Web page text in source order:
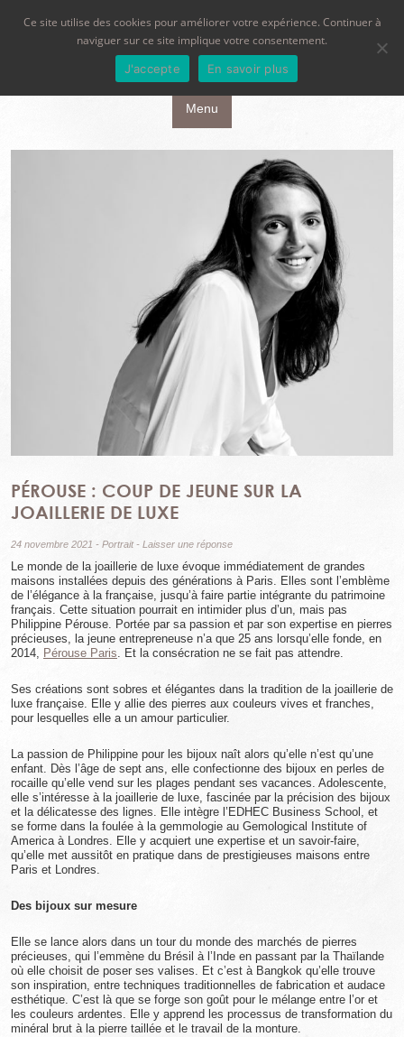
Menu
Aller au contenu principal
PÉROUSE : COUP DE JEUNE SUR LA
JOAILLERIE DE LUXE
24 novembre 2021 - Portrait- Laisser une réponse
Le monde de la joaillerie de luxe évoque immédiatement de grandes
maisons installées depuis des générations à Paris. Elles sont l’emblème
de l’élégance à la française, jusqu’à faire partie intégrante du patrimoine
français. Cette situation pourrait en intimider plus d’un, mais pas
Philippine Pérouse. Portée par sa passion et par son expertise en pierres
précieuses, la jeune entrepreneuse n’a que 25 ans lorsqu’elle fonde, en
2014, Pérouse Paris. Et la consécration ne se fait pas attendre.
Ses créations sont sobres et élégantes dans la tradition de la joaillerie de
luxe française. Elle y allie des pierres aux couleurs vives et franches,
pour lesquelles elle a un amour particulier.
La passion de Philippine pour les bijoux naît alors qu’elle n’est qu’une
enfant. Dès l’âge de sept ans, elle confectionne des bijoux en perles de
rocaille qu’elle vend sur les plages pendant ses vacances. Adolescente,
elle s’intéresse à la joaillerie de luxe, fascinée par la précision des bijoux
et la délicatesse des lignes. Elle intègre l’EDHEC Business School, et
se forme dans la foulée à la gemmologie au Gemological Institute of
America à Londres. Elle y acquiert une expertise et un savoir-faire,
qu’elle met aussitôt en pratique dans de prestigieuses maisons entre
Paris et Londres.
Des bijoux sur mesure
Elle se lance alors dans un tour du monde des marchés de pierres
précieuses, qui l’emmène du Brésil à l’Inde en passant par la Thaïlande
où elle choisit de poser ses valises. Et c’est à Bangkok qu’elle trouve
son inspiration, entre techniques traditionnelles de fabrication et audace
esthétique. C’est là que se forge son goût pour le mélange entre l’or et
les couleurs ardentes. Elle y apprend les processus de transformation du
minéral brut à la pierre taillée et le travail de la monture.
Ce site utilise des cookies pour améliorer votre expérience. Continuer à
naviguer sur ce site implique votre consentement.
J'accepte En savoir plus